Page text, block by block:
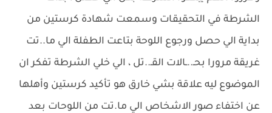
الشرطة في التحقيقات وسمعت شهادة كرستين من
بداية الي حصل ورجوع اللوحة بتاعت الطفلة الي ما..تت
غريقة مرورا بحـ..ـالات القـ..تل ، الي خلي الشرطة تفكر ان
الموضوع ليه علاقة بشي خارق هو تأكيد كرستين وأهلها
عن اختفاء صور الاشخاص الي ما.تت من اللوحات بعد